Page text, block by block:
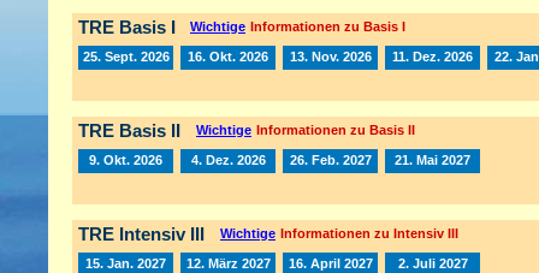
TRE Basis I Wichtige Informationen zu Basis I
25. Sept. 2026 16. Okt. 2026 13. Nov. 2026 11. Dez. 2026 22.
TRE Basis II Wichtige Informationen zu Basis II
9. Okt. 2026 4. Dez. 2026 26. Feb. 2027 21. Mai 2027
TRE Intensiv III Wichtige Informationen zu Intensiv III
15. Jan. 2027 12. März 2027 16. April 2027 2. Juli 2027